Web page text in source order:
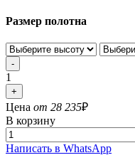
Размер полотна
-
1
+
Цена от 28 235₽
В корзину
Написать в WhatsApp